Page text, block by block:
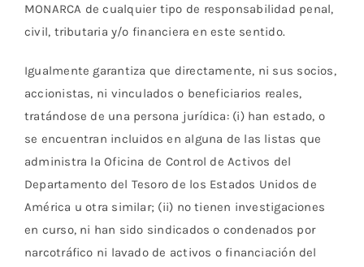
MONARCA de cualquier tipo de responsabilidad penal,
civil, tributaria y/o financiera en este sentido.
Igualmente garantiza que directamente, ni sus socios,
accionistas, ni vinculados o beneficiarios reales,
tratándose de una persona jurídica: (i) han estado, o
se encuentran incluidos en alguna de las listas que
administra la Oficina de Control de Activos del
Departamento del Tesoro de los Estados Unidos de
América u otra similar; (ii) no tienen investigaciones
en curso, ni han sido sindicados o condenados por
narcotráfico ni lavado de activos o financiación del